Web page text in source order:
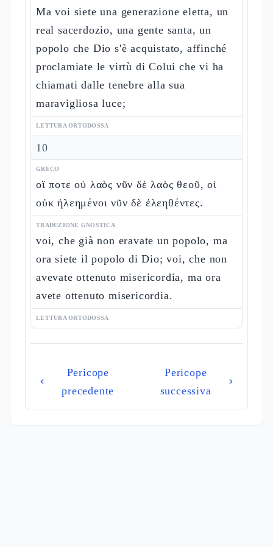
Ma voi siete una generazione eletta, un
real sacerdozio, una gente santa, un
popolo che Dio s'è acquistato, affinché
proclamiate le virtù di Colui che vi ha
chiamati dalle tenebre alla sua
maravigliosa luce;
LETTURA ORTODOSSA
10
GRECO
οἵ ποτε οὐ λαὸς νῦν δὲ λαὸς θεοῦ, οἱ
οὐκ ἠλεημένοι νῦν δὲ ἐλεηθέντες.
TRADUZIONE GNOSTICA
voi, che già non eravate un popolo, ma
ora siete il popolo di Dio; voi, che non
avevate ottenuto misericordia, ma ora
avete ottenuto misericordia.
LETTURA ORTODOSSA
Pericope
precedente
Pericope
successiva